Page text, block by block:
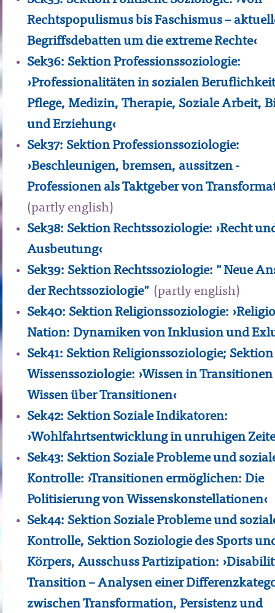
Rechtspopulismus bis Faschismus –
Begriffsdebatten um die extreme Rechte‹
Sek36: Sektion Professionssoziologie:
›Professionalitäten in sozialen
Pflege, Medizin, Therapie, Soziale Arbeit,
und Erziehung‹
Sek37: Sektion Professionssoziologie:
›Beschleunigen, bremsen, aussitzen -
Professionen als Taktgeber von
(partly english)
Sek38: Sektion Rechtssoziologie: ›Recht
Ausbeutung‹
Sek39: Sektion Rechtssoziologie: "Neue
der Rechtssoziologie" (partly english)
Sek40: Sektion Religionssoziologie:
Nation: Dynamiken von Inklusion und
Sek41: Sektion Religionssoziologie; Sektion
Wissenssoziologie: ›Wissen in Transitionen
Wissen über Transitionen‹
Sek42: Sektion Soziale Indikatoren:
›Wohlfahrtsentwicklung in unruhigen
Sek43: Sektion Soziale Probleme und
Kontrolle: ›Transitionen ermöglichen: Die
Politisierung von Wissenskonstellationen‹
Sek44: Sektion Soziale Probleme und
Kontrolle, Sektion Soziologie des Sports
Körpers, Ausschuss Partizipation:
Transition – Analysen einer
zwischen Transformation, Persistenz und